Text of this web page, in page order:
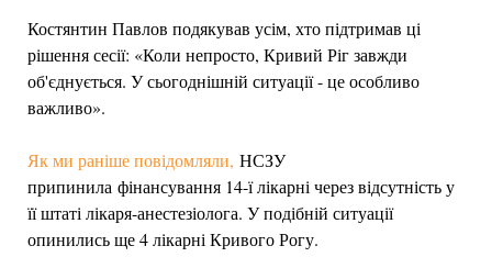
Костянтин Павлов подякував усім, хто підтримав ці
рішення сесії: «Коли непросто, Кривий Ріг завжди
об'єднується. У сьогоднішній ситуації - це особливо
важливо».
Як ми раніше повідомляли, НСЗУ
припинила фінансування 14-ї лікарні через відсутність у
її штаті лікаря-анестезіолога. У подібній ситуації
опинились ще 4 лікарні Кривого Рогу.